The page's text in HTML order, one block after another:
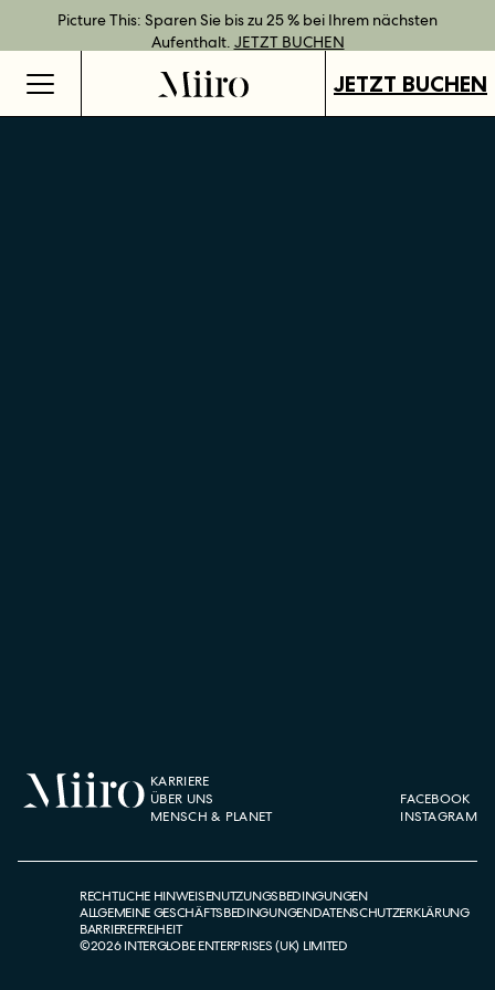
Picture This: Sparen Sie bis zu 25 % bei Ihrem nächsten
Aufenthalt. JETZT BUCHEN
Direkt buchen und Vorteile mit unseren flexiblen Tarifen
genießen.MEHR ERFAHREN
Geschenkgutscheine jetzt an all unseren Standorten verfügbar.
GUTSCHEINE KAUFEN
Bestpreisgarantie bei Direktbuchung.JETZT BUCHEN
JETZT BUCHEN
KARRIERE
ÜBER UNS
MENSCH & PLANET
FACEBOOK
INSTAGRAM
RECHTLICHE HINWEISENUTZUNGSBEDINGUNGEN
ALLGEMEINE GESCHÄFTSBEDINGUNGENDATENSCHUTZERKLÄRUNG
BARRIEREFREIHEIT
©2026INTERGLOBE ENTERPRISES (UK) LIMITED